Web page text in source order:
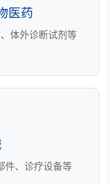
医药
体外诊断试剂等
件、诊疗设备等